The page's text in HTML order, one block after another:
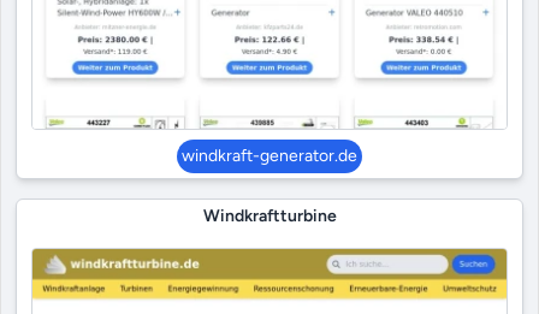
windkraft-generator.de
Windkraftturbine